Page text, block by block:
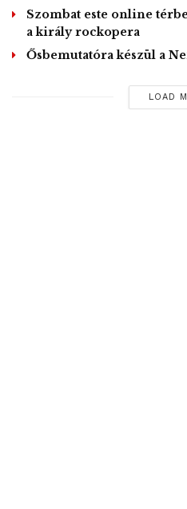
Idén tizenkét szakmai
időszakban 165 muzsikussal,
beszélt, hogy a Szikra
bemutatkozásához tudnak
Szombat este online
a király rockopera
Ősbemutatóra készül a
LOAD